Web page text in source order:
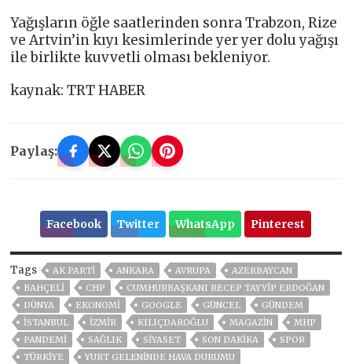
Yağışların öğle saatlerinden sonra Trabzon, Rize
ve Artvin’in kıyı kesimlerinde yer yer dolu yağışı
ile birlikte kuvvetli olması bekleniyor.
kaynak: TRT HABER
Paylaş:
Facebook Twitter WhatsApp Pinterest
Tags AK PARTİ ANKARA AVRUPA
AZERBAYCAN
BAHÇELİ
CHP
CUMHURBAŞKANI RECEP TAYYIP ERDOĞAN
DÜNYA
EKONOMİ GOOGLE GÜNCEL
GÜNDEM
ISTANBUL
İZMIR KILIÇDAROĞLU MAGAZİN
MHP
PANDEMİ
SAĞLIK SİYASET SON DAKIKA
SPOR
TÜRKİYE
YURT GELENİNDE HAVA DURUMU